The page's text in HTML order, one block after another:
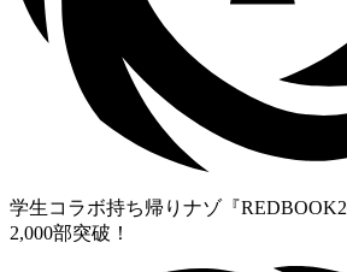
学生コラボ持ち帰りナゾ『
2,000部突破！